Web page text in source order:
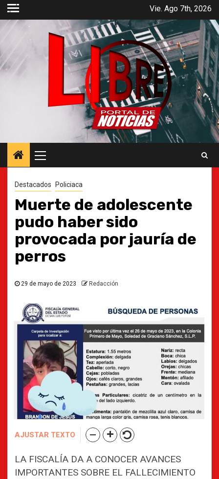
Saltar
contenido
Vie. Ago 7th, 2026
principal
Destacados Policiaca
Muerte de adolescente
pudo haber sido
provocada por jauría de
perros
29 de mayo de 2023 Redacción
AJUSTAR TEXTO
LA FISCALÍA DA A CONOCER AVANCES
IMPORTANTES SOBRE EL FALLECIMIENTO